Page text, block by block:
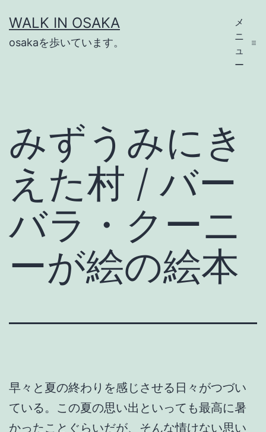
ン
テ
キ
WALK IN OSAKA
osakaを歩いています。
メ
ニ
ュ
ー
みずうみにき
えた村 / バー
バラ・クーニ
ーが絵の絵本
早々と夏の終わりを感じさせる日々がつづい
ている。この夏の思い出といっても最高に暑
かったことぐらいだが、そんな情けない思い